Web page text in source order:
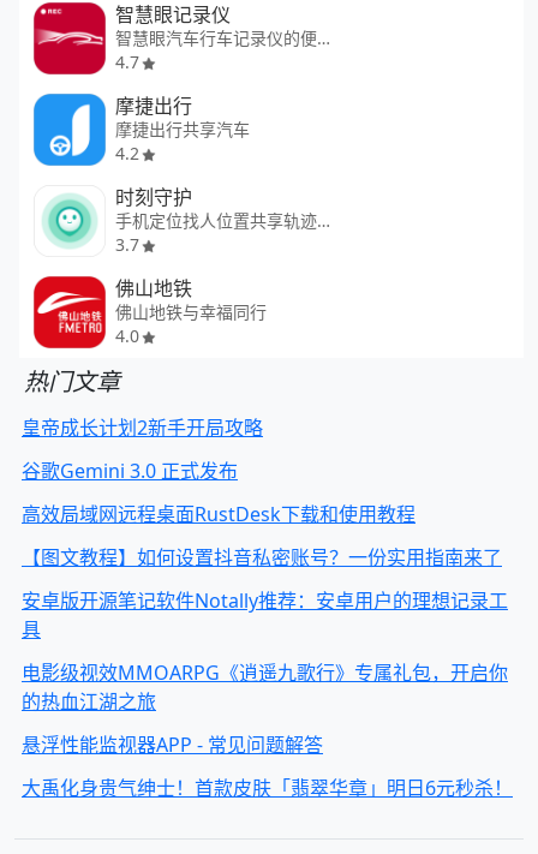
智慧眼记录仪
智慧眼汽车行车记录仪的便捷应用
4.7
摩捷出行
摩捷出行共享汽车
4.2
时刻守护
手机定位找人位置共享轨迹查看
3.7
佛山地铁
佛山地铁与幸福同行
4.0
热门文章
皇帝成长计划2新手开局攻略
谷歌Gemini 3.0 正式发布
高效局域网远程桌面RustDesk下载和使用教程
【图文教程】如何设置抖音私密账号？一份实用指南来了
安卓版开源笔记软件Notally推荐：安卓用户的理想记录工
具
电影级视效MMOARPG《逍遥九歌行》专属礼包，开启你
的热血江湖之旅
悬浮性能监视器APP - 常见问题解答
大禹化身贵气绅士！首款皮肤「翡翠华章」明日6元秒杀！